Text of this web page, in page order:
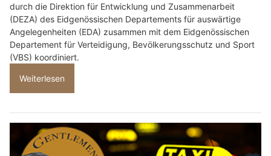
durch die Direktion für Entwicklung und Zusammenarbeit
(DEZA) des Eidgenössischen Departements für auswärtige
Angelegenheiten (EDA) zusammen mit dem Eidgenössischen
Departement für Verteidigung, Bevölkerungsschutz und Sport
(VBS) koordiniert.
Weiterlesen